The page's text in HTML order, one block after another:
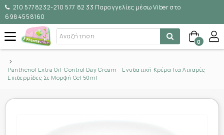
210 5778232-210 577 82 33 Παραγγελίες μέσω Viber στο
6984558160
0
Panthenol Extra Oil-Control Day Cream - Ενυδατική Κρέμα Για Λιπαρές
Επιδερμίδες Σε Μορφή Gel 50ml